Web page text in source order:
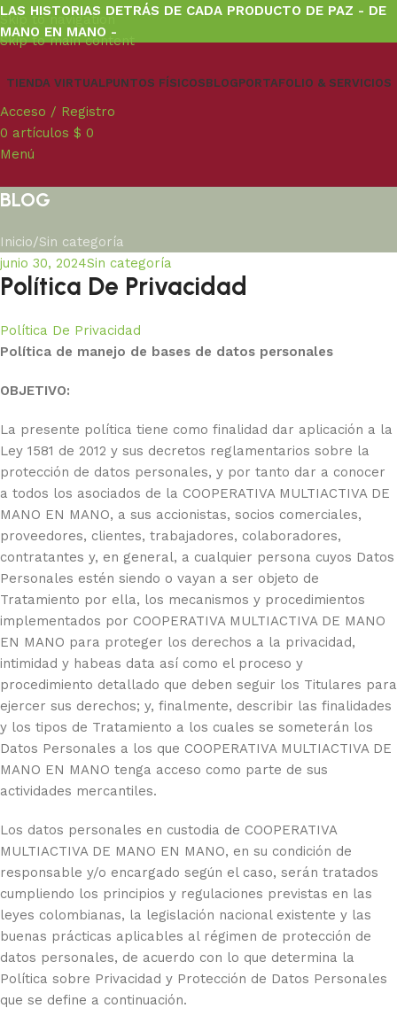
Skip to navigation
Skip to main content
LAS HISTORIAS DETRÁS DE CADA PRODUCTO DE PAZ - DE
MANO EN MANO -
TIENDA VIRTUALPUNTOS FÍSICOSBLOGPORTAFOLIO & SERVICIOS
Acceso / Registro
0 artículos $ 0
Menú
BLOG
Inicio Sin categoría
junio 30, 2024Sin categoría
Política De Privacidad
Política De Privacidad
Política de manejo de bases de datos personales
OBJETIVO:
La presente política tiene como finalidad dar aplicación a la
Ley 1581 de 2012 y sus decretos reglamentarios sobre la
protección de datos personales, y por tanto dar a conocer
a todos los asociados de la COOPERATIVA MULTIACTIVA DE
MANO EN MANO, a sus accionistas, socios comerciales,
proveedores, clientes, trabajadores, colaboradores,
contratantes y, en general, a cualquier persona cuyos Datos
Personales estén siendo o vayan a ser objeto de
Tratamiento por ella, los mecanismos y procedimientos
implementados por COOPERATIVA MULTIACTIVA DE MANO
EN MANO para proteger los derechos a la privacidad,
intimidad y habeas data así como el proceso y
procedimiento detallado que deben seguir los Titulares para
ejercer sus derechos; y, finalmente, describir las finalidades
y los tipos de Tratamiento a los cuales se someterán los
Datos Personales a los que COOPERATIVA MULTIACTIVA DE
MANO EN MANO tenga acceso como parte de sus
actividades mercantiles.
Los datos personales en custodia de COOPERATIVA
MULTIACTIVA DE MANO EN MANO, en su condición de
responsable y/o encargado según el caso, serán tratados
cumpliendo los principios y regulaciones previstas en las
leyes colombianas, la legislación nacional existente y las
buenas prácticas aplicables al régimen de protección de
datos personales, de acuerdo con lo que determina la
Política sobre Privacidad y Protección de Datos Personales
que se define a continuación.